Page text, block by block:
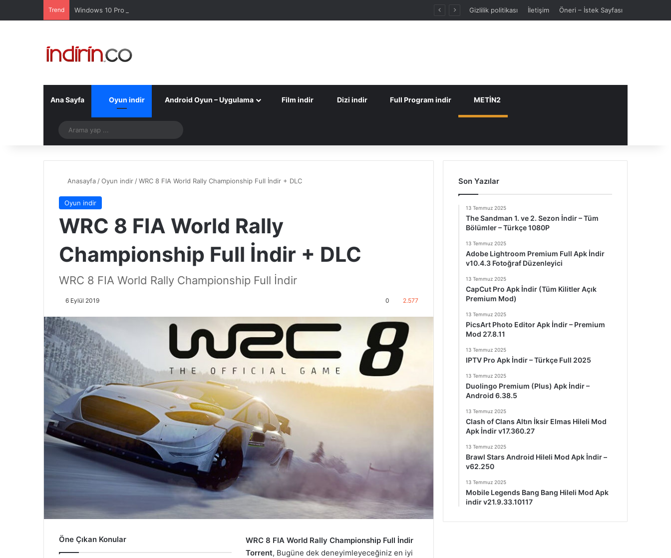
Trend Windows 10 Pro indir – Türkçe – Güncel 2025 Gizlilik politikası İletişim Öneri – İstek Sayfası
Ana Sayfa Oyun indir Android Oyun – Uygulama Film indir Dizi indir Full Program indir METİN2
Telegram
yap
Anasayfa /Oyun indir /WRC 8 FIA World Rally Championship Full İndir + DLC
Oyun indir
WRC 8 FIA World Rally
Championship Full İndir + DLC
WRC 8 FIA World Rally Championship Full İndir
6 Eylül 2019 0 2.577
Öne Çıkan Konular
WRC 8 FIA World Rally Championship Full İndir
Torrent, Bugüne dek deneyimleyeceğiniz en iyi
Son Yazılar
13 Temmuz 2025
The Sandman 1. ve 2. Sezon İndir – Tüm
Bölümler – Türkçe 1080P
13 Temmuz 2025
Adobe Lightroom Premium Full Apk İndir
v10.4.3 Fotoğraf Düzenleyici
13 Temmuz 2025
CapCut Pro Apk İndir (Tüm Kilitler Açık
Premium Mod)
13 Temmuz 2025
PicsArt Photo Editor Apk İndir – Premium
Mod 27.8.11
13 Temmuz 2025
IPTV Pro Apk İndir – Türkçe Full 2025
13 Temmuz 2025
Duolingo Premium (Plus) Apk İndir –
Android 6.38.5
13 Temmuz 2025
Clash of Clans Altın İksir Elmas Hileli Mod
Apk İndir v17.360.27
13 Temmuz 2025
Brawl Stars Android Hileli Mod Apk İndir –
v62.250
13 Temmuz 2025
Mobile Legends Bang Bang Hileli Mod Apk
indir v21.9.33.10117